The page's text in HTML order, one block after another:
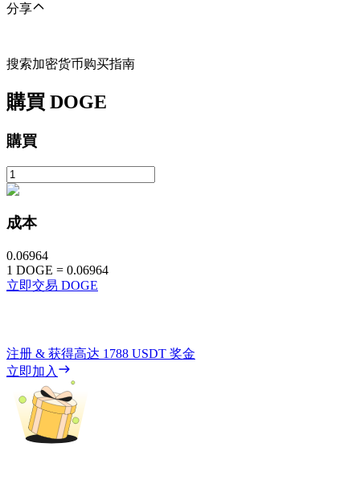
分享
搜索加密货币购买指南
購買 DOGE
購買
成本
0.06964
1 DOGE = 0.06964
立即交易 DOGE
注册 & 获得高达 1788 USDT 奖金
立即加入